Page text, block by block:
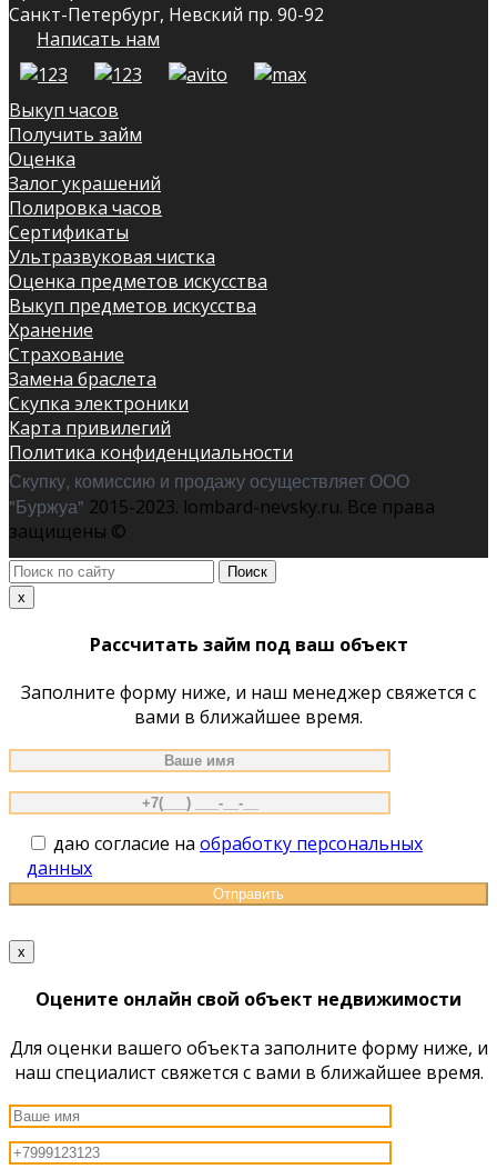
Санкт-Петербург, Невский пр. 90-92
Написать нам
Выкуп часов
Получить займ
Оценка
Залог украшений
Полировка часов
Сертификаты
Ультразвуковая чистка
Оценка предметов искусства
Выкуп предметов искусства
Хранение
Страхование
Замена браслета
Скупка электроники
Карта привилегий
Политика конфиденциальности
Скупку, комиссию и продажу осуществляет ООО
"Буржуа" 2015-2023. lombard-nevsky.ru. Все права
защищены ©
Поиск
по
сайту
x
Рассчитать займ под ваш объект
Заполните форму ниже, и наш менеджер свяжется с
вами в ближайшее время.
даю согласие на обработку персональных
данных
x
Оцените онлайн свой объект недвижимости
Для оценки вашего объекта заполните форму ниже, и
наш специалист свяжется с вами в ближайшее время.